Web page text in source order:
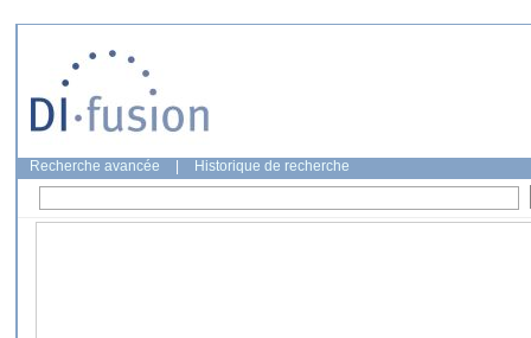
Recherche avancée Historique de recherche